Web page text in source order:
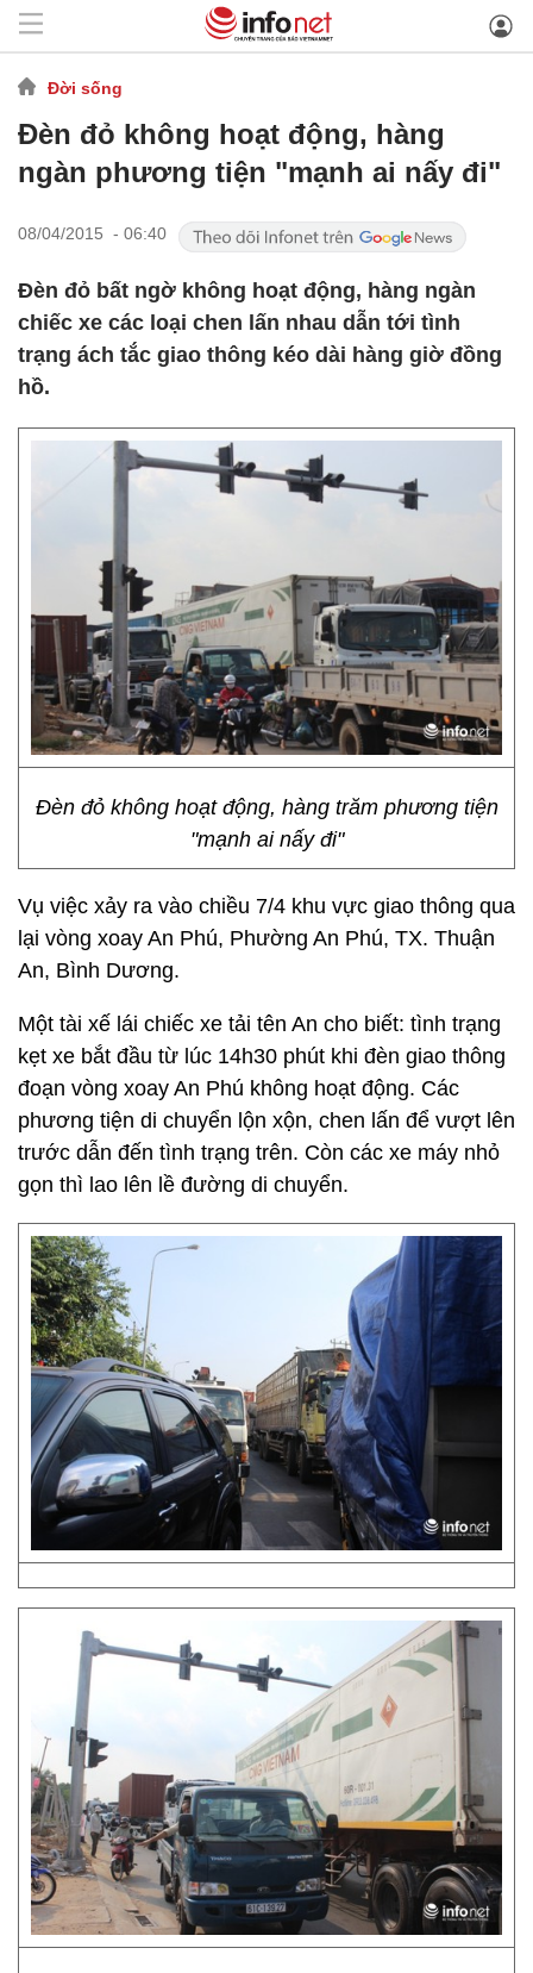
Đời sống
Đèn đỏ không hoạt động, hàng
ngàn phương tiện "mạnh ai nấy đi"
08/04/2015 - 06:40
Đèn đỏ bất ngờ không hoạt động, hàng ngàn
chiếc xe các loại chen lấn nhau dẫn tới tình
trạng ách tắc giao thông kéo dài hàng giờ đồng
hồ.
Đèn đỏ không hoạt động, hàng trăm phương tiện
"mạnh ai nấy đi"
Vụ việc xảy ra vào chiều 7/4 khu vực giao thông qua
lại vòng xoay An Phú, Phường An Phú, TX. Thuận
An, Bình Dương.
Một tài xế lái chiếc xe tải tên An cho biết: tình trạng
kẹt xe bắt đầu từ lúc 14h30 phút khi đèn giao thông
đoạn vòng xoay An Phú không hoạt động. Các
phương tiện di chuyển lộn xộn, chen lấn để vượt lên
trước dẫn đến tình trạng trên. Còn các xe máy nhỏ
gọn thì lao lên lề đường di chuyển.